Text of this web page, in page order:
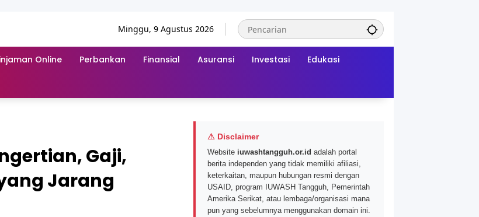
Minggu, 9 Agustus 2026
Online Perbankan Finansial Asuransi Investasi Edukasi
Gaji,
Jarang
⚠ Disclaimer
Website iuwashtangguh.or.id adalah portal
berita independen yang tidak memiliki afiliasi,
keterkaitan, maupun hubungan resmi dengan
USAID, program IUWASH Tangguh, Pemerintah
Amerika Serikat, atau lembaga/organisasi mana
pun yang sebelumnya menggunakan domain ini.